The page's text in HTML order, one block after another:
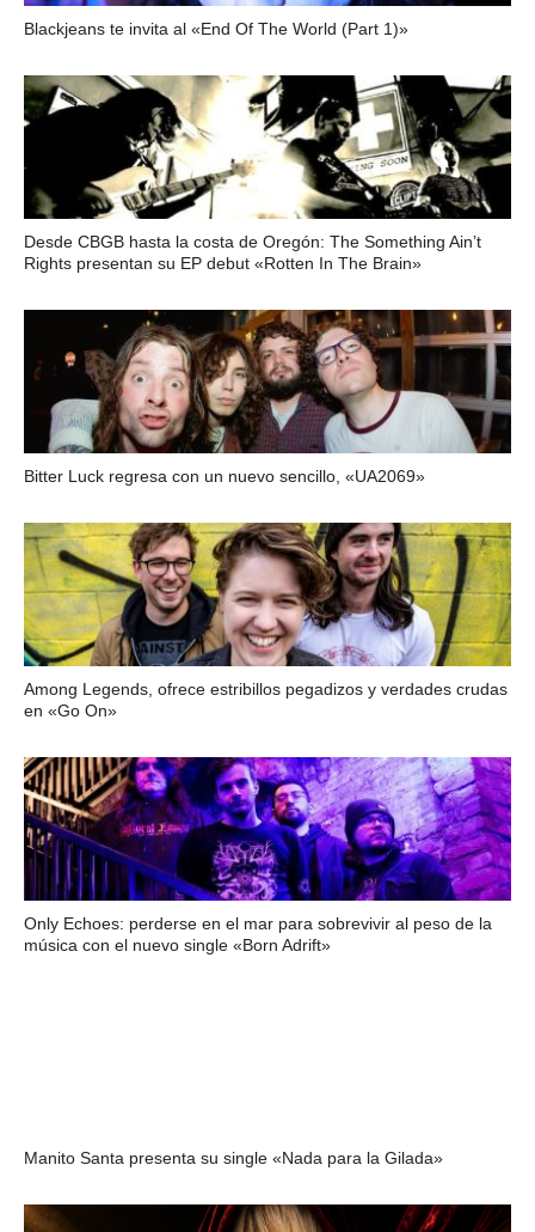
Blackjeans te invita al «End Of The World (Part 1)»
Desde CBGB hasta la costa de Oregón: The Something Ain’t
Rights presentan su EP debut «Rotten In The Brain»
Bitter Luck regresa con un nuevo sencillo, «UA2069»
Among Legends, ofrece estribillos pegadizos y verdades crudas
en «Go On»
Only Echoes: perderse en el mar para sobrevivir al peso de la
música con el nuevo single «Born Adrift»
Manito Santa presenta su single «Nada para la Gilada»